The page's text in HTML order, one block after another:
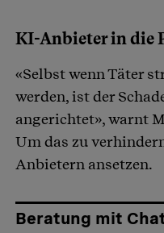
KI-Anbieter in die
«Selbst wenn Täter
werden, ist der
angerichtet», warnt
Um das zu
Anbietern ansetzen.
Beratung mit